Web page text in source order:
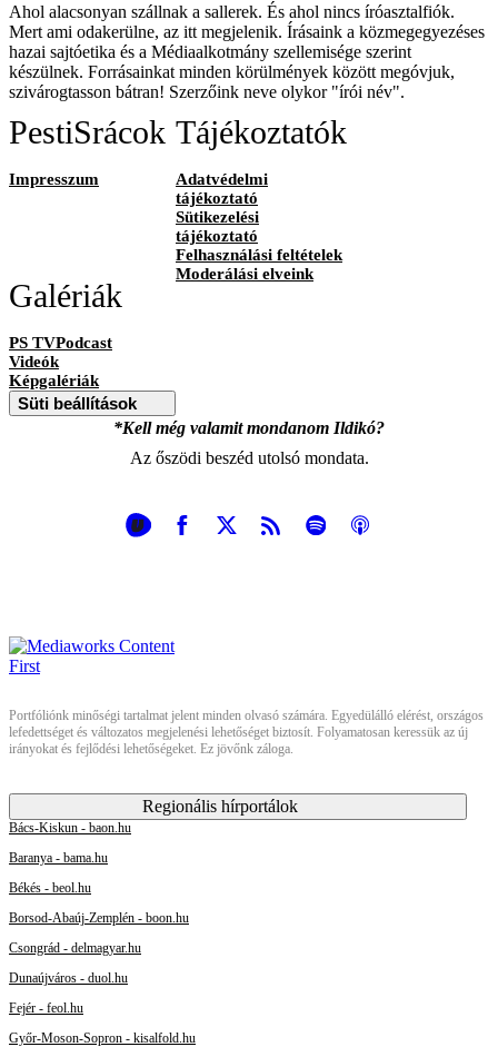
Ahol alacsonyan szállnak a sallerek. És ahol nincs íróasztalfiók.
Mert ami odakerülne, az itt megjelenik. Írásaink a közmegegyezéses
hazai sajtóetika és a Médiaalkotmány szellemisége szerint
készülnek. Forrásainkat minden körülmények között megóvjuk,
szivárogtasson bátran! Szerzőink neve olykor "írói név".
PestiSrácok
Impresszum
Tájékoztatók
Adatvédelmi
tájékoztató
Sütikezelési
tájékoztató
Felhasználási feltételek
Moderálási elveink
Galériák
PS TVPodcast
Videók
Képgalériák
Süti beállítások
*Kell még valamit mondanom Ildikó?
Az őszödi beszéd utolsó mondata.
Portfóliónk minőségi tartalmat jelent minden olvasó számára. Egyedülálló elérést, országos
lefedettséget és változatos megjelenési lehetőséget biztosít. Folyamatosan keressük az új
irányokat és fejlődési lehetőségeket. Ez jövőnk záloga.
Regionális hírportálok
Bács-Kiskun - baon.hu
Baranya - bama.hu
Békés - beol.hu
Borsod-Abaúj-Zemplén - boon.hu
Csongrád - delmagyar.hu
Dunaújváros - duol.hu
Fejér - feol.hu
Győr-Moson-Sopron - kisalfold.hu